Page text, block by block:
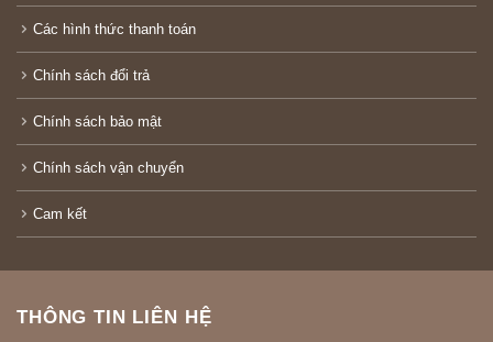
Các hình thức thanh toán
Chính sách đổi trả
Chính sách bảo mật
Chính sách vận chuyển
Cam kết
THÔNG TIN LIÊN HỆ